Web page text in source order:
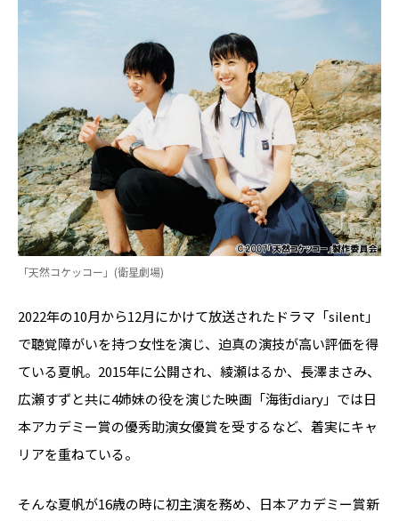
「天然コケッコー」(衛星劇場)
2022年の10月から12月にかけて放送されたドラマ「silent」
で聴覚障がいを持つ女性を演じ、迫真の演技が高い評価を得
ている夏帆。2015年に公開され、綾瀬はるか、長澤まさみ、
広瀬すずと共に4姉妹の役を演じた映画「海街diary」では日
本アカデミー賞の優秀助演女優賞を受するなど、着実にキャ
リアを重ねている。
そんな夏帆が16歳の時に初主演を務め、日本アカデミー賞新